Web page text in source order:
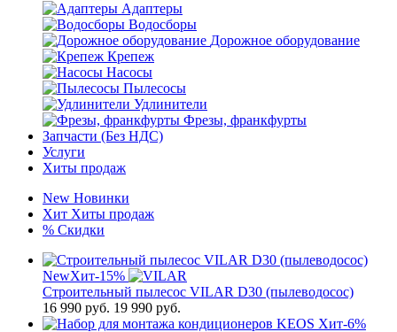
Адаптеры
Водосборы
Дорожное оборудование
Крепеж
Насосы
Пылесосы
Удлинители
Фрезы, франкфурты
Запчасти (Без НДС)
Услуги
Хиты продаж
New Новинки
Хит Хиты продаж
% Скидки
NewХит-15%
Строительный пылесос VILAR D30 (пылеводосос)
16 990 руб. 19 990 руб.
Хит-6%